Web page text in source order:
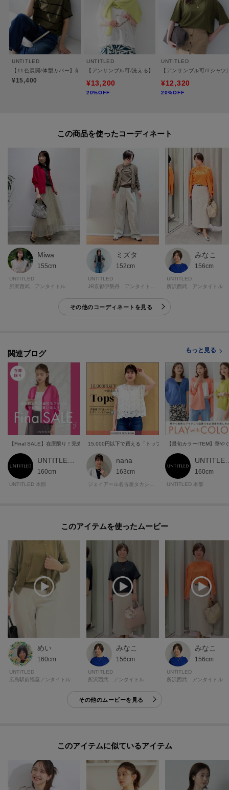
モデル情報：身長161cm B79 W58 H86 着用サイズ：02（M）
UNTITLED
【11色展開/体型カバー】前後2WAYフレンチスリーブニット
¥15,400
UNTITLED
【アンサンブル可/洗える】シアーレーヨンニット
¥13,200
20%OFF
UNTITLED
【アンサンブル可/Tシャ
¥12,320
20%OFF
この商品を使った
Miwa
155cm
UNTITLED
所沢西武 アンタイトル
ミズタ
152cm
UNTITLED
JR京都伊勢丹 アンタイトル トール＆ラージ
みなこ
156cm
UNTITLED
所沢西武 アンタイトル
その他のコーディネートを見る
関連ブログ もっと見る
【Final SALE】在庫限り！完売間近のお値打ちアイテム
160cm
UNTITLED 本部
15,000円以下で買える「トップス」まとめ！
nana
163cm
【最旬カラーITEM】華や
160cm
UNTITLED 本部
このアイテムを使ったムービー
めい
160cm
UNTITLED
みなこ
156cm
UNTITLED
所沢西武 アンタイトル
みなこ
156cm
UNTITLED
所沢西武 アンタイトル
その他のムービーを見る
このアイテムに似ているアイテム